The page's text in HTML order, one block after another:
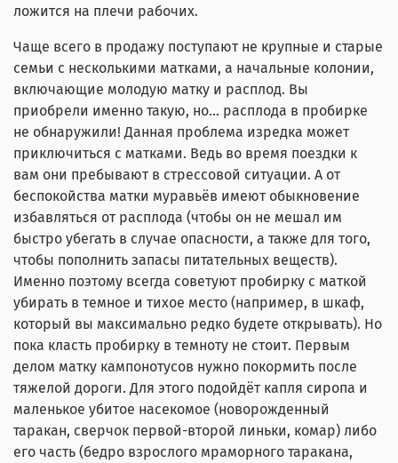
ложится на плечи рабочих.
Чаще всего в продажу поступают не крупные и старые
семьи с несколькими матками, а начальные колонии,
включающие молодую матку и расплод. Вы
приобрели именно такую, но... расплода в пробирке
не обнаружили! Данная проблема изредка может
приключиться с матками. Ведь во время поездки к
вам они пребывают в стрессовой ситуации. А от
беспокойства матки муравьёв имеют обыкновение
избавляться от расплода (чтобы он не мешал им
быстро убегать в случае опасности, а также для того,
чтобы пополнить запасы питательных веществ).
Именно поэтому всегда советуют пробирку с маткой
убирать в темное и тихое место (например, в шкаф,
который вы максимально редко будете открывать). Но
пока класть пробирку в темноту не стоит. Первым
делом матку кампонотусов нужно покормить после
тяжелой дороги. Для этого подойдёт капля сиропа и
маленькое убитое насекомое (новорожденный
таракан, сверчок первой-второй линьки, комар) либо
его часть (бедро взрослого мраморного таракана,